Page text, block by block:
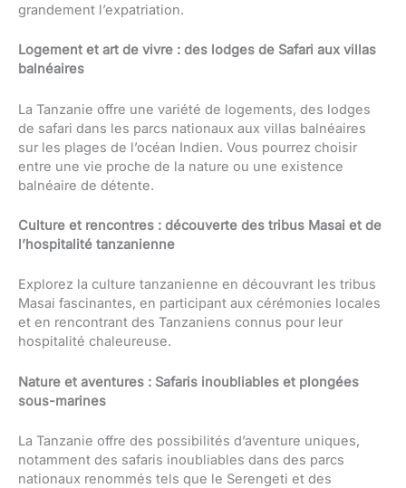
grandement l’expatriation.
Logement et art de vivre : des lodges de Safari aux villas
balnéaires
La Tanzanie offre une variété de logements, des lodges
de safari dans les parcs nationaux aux villas balnéaires
sur les plages de l’océan Indien. Vous pourrez choisir
entre une vie proche de la nature ou une existence
balnéaire de détente.
Culture et rencontres : découverte des tribus Masai et de
l’hospitalité tanzanienne
Explorez la culture tanzanienne en découvrant les tribus
Masai fascinantes, en participant aux cérémonies locales
et en rencontrant des Tanzaniens connus pour leur
hospitalité chaleureuse.
Nature et aventures : Safaris inoubliables et plongées
sous-marines
La Tanzanie offre des possibilités d’aventure uniques,
notamment des safaris inoubliables dans des parcs
nationaux renommés tels que le Serengeti et des